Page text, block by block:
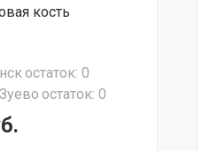
кость
остаток: 0
остаток: 0